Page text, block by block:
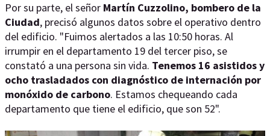
Por su parte, el señor Martín Cuzzolino, bombero de la
Ciudad, precisó algunos datos sobre el operativo dentro
del edificio. "Fuimos alertados a las 10:50 horas. Al
irrumpir en el departamento 19 del tercer piso, se
constató a una persona sin vida. Tenemos 16 asistidos y
ocho trasladados con diagnóstico de internación por
monóxido de carbono. Estamos chequeando cada
departamento que tiene el edificio, que son 52".